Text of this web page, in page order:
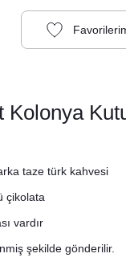
Kolonya
taze türk kahvesi
çikolata
vardır
şekilde gönderilir.